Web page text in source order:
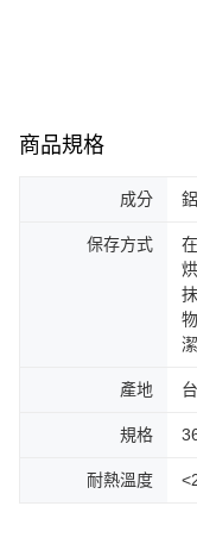
商品規格
成分
保存方式
產地
規格
耐熱溫度